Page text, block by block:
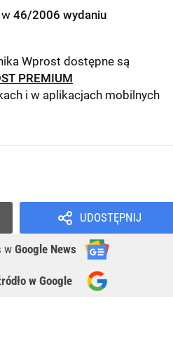
46/2006 wydaniu
Wprost dostępne są
PREMIUM
i w aplikacjach mobilnych
UDOSTĘPNIJ
w Google News
w Google